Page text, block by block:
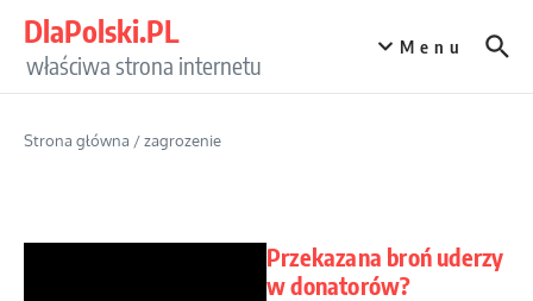
DlaPolski.PL
właściwa strona internetu
Menu
Strona główna /zagrozenie
Przekazana broń uderzy
w donatorów?